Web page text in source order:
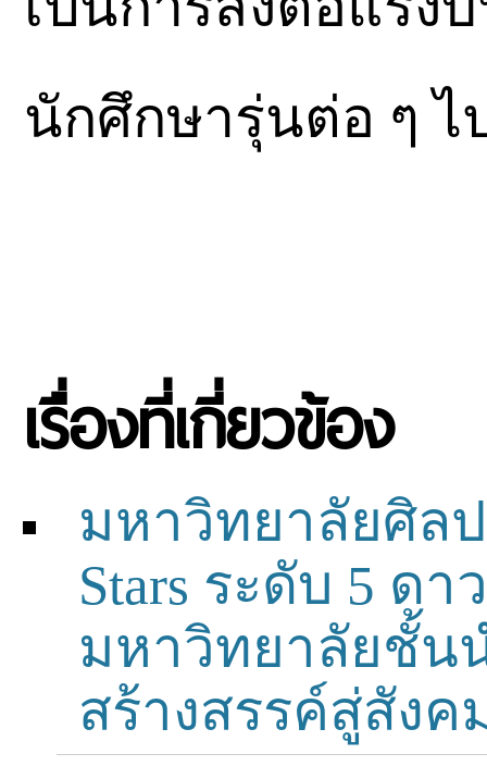
นักศึกษารุ่นต่อ ๆ ไ
เรื่องที่เกี่ยวข้อง
มหาวิทยาลัยศิลป
Stars ระดับ 5 ด
มหาวิทยาลัยชั้น
สร้างสรรค์สู่สังค